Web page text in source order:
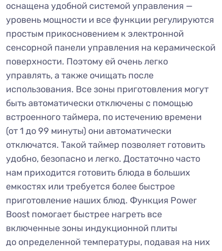
оснащена удобной системой управления —
уровень мощности и все функции регулируются
простым прикосновением к электронной
сенсорной панели управления на керамической
поверхности. Поэтому ей очень легко
управлять, а также очищать после
использования. Все зоны приготовления могут
быть автоматически отключены с помощью
встроенного таймера, по истечению времени
(от 1 до 99 минуты) они автоматически
отключатся. Такой таймер позволяет готовить
удобно, безопасно и легко. Достаточно часто
нам приходится готовить блюда в больших
емкостях или требуется более быстрое
приготовление наших блюд. Функция Power
Boost помогает быстрее нагреть все
включенные зоны индукционной плиты
до определенной температуры, подавая на них